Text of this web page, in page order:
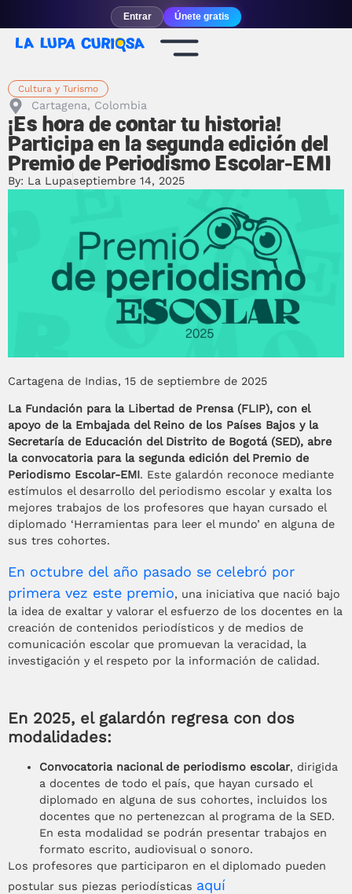
Entrar Únete gratis
Cultura y Turismo
Cartagena, Colombia
¡Es hora de contar tu historia!
Participa en la segunda edición del
Premio de Periodismo Escolar-EMI
By: La Lupaseptiembre 14, 2025
Cartagena de Indias, 15 de septiembre de 2025
La Fundación para la Libertad de Prensa (FLIP), con el
apoyo de la Embajada del Reino de los Países Bajos y la
Secretaría de Educación del Distrito de Bogotá (SED), abre
la convocatoria para la segunda edición del Premio de
Periodismo Escolar-EMI. Este galardón reconoce mediante
estímulos el desarrollo del periodismo escolar y exalta los
mejores trabajos de los profesores que hayan cursado el
diplomado ‘Herramientas para leer el mundo’ en alguna de
sus tres cohortes.
En octubre del año pasado se celebró por
primera vez este premio, una iniciativa que nació bajo
la idea de exaltar y valorar el esfuerzo de los docentes en la
creación de contenidos periodísticos y de medios de
comunicación escolar que promuevan la veracidad, la
investigación y el respeto por la información de calidad.
En 2025, el galardón regresa con dos
modalidades:
Convocatoria nacional de periodismo escolar, dirigida
a docentes de todo el país, que hayan cursado el
diplomado en alguna de sus cohortes, incluidos los
docentes que no pertenezcan al programa de la SED.
En esta modalidad se podrán presentar trabajos en
formato escrito, audiovisual o sonoro.
Los profesores que participaron en el diplomado pueden
postular sus piezas periodísticas aquí